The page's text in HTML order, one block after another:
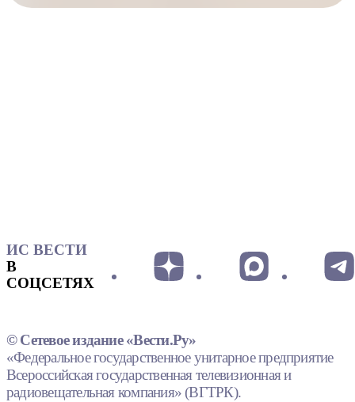
ИС ВЕСТИ
В
СОЦСЕТЯХ
© Сетевое издание «Вести.Ру»
«Федеральное государственное унитарное предприятие
Всероссийская государственная телевизионная и
радиовещательная компания» (ВГТРК).